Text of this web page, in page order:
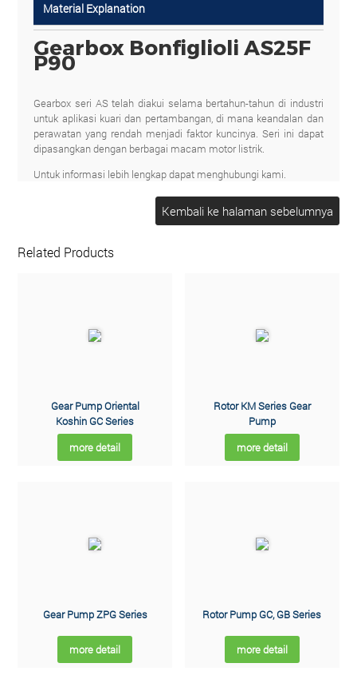
Material Explanation
Gearbox Bonfiglioli AS25F
P90
Gearbox seri AS telah diakui selama bertahun-tahun di industri
untuk aplikasi kuari dan pertambangan, di mana keandalan dan
perawatan yang rendah menjadi faktor kuncinya. Seri ini dapat
dipasangkan dengan berbagai macam motor listrik.
Untuk informasi lebih lengkap dapat menghubungi kami.
Jl Palmerah Utara 1 No.28 C Jakarta Barat 11480
Perwakilan
Related Products
Gear Pump Oriental
Koshin GC Series
more detail
Gear Pump ZPG Series
more detail
Rotor KM Series Gear
Pump
more detail
Rotor Pump GC, GB Series
more detail